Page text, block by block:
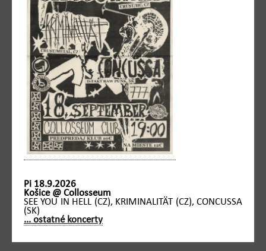
Pi 18.9.2026
Košice @ Collosseum
SEE YOU IN HELL (CZ), KRIMINALITÄT (CZ), CONCUSSA
(SK)
... ostatné koncerty